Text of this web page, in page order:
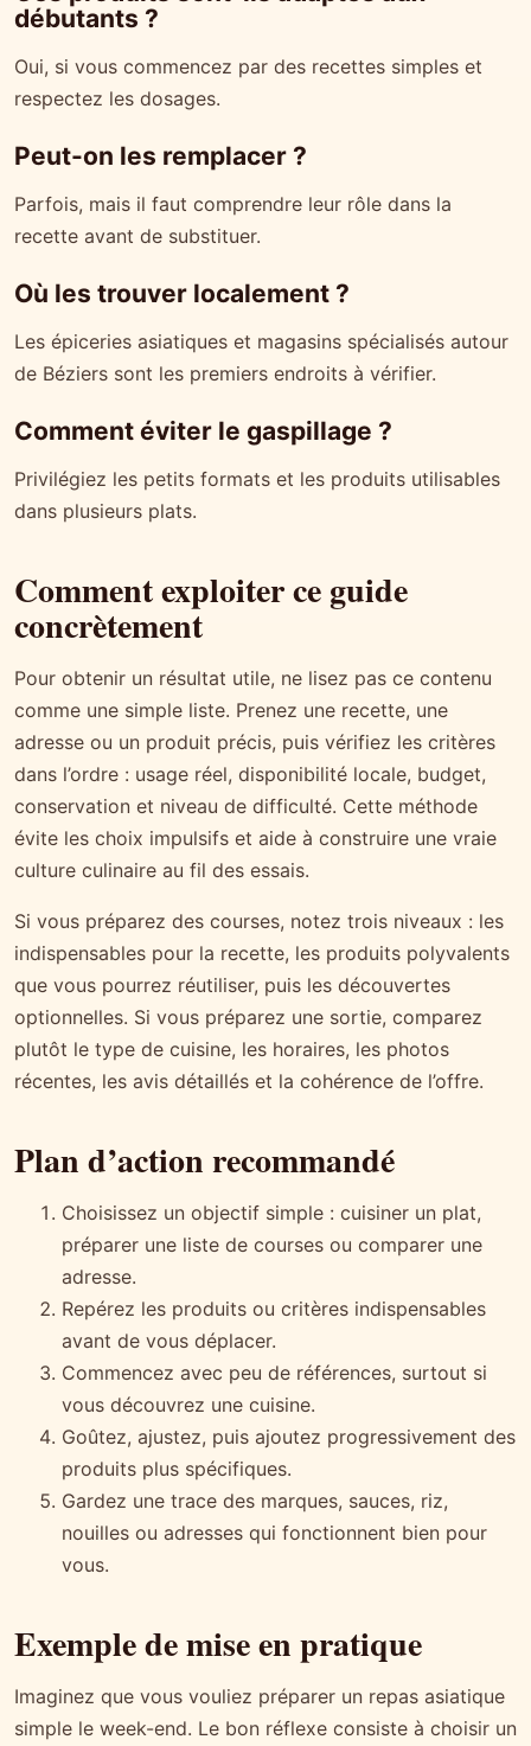
débutants ?
Oui, si vous commencez par des recettes simples et
respectez les dosages.
Peut-on les remplacer ?
Parfois, mais il faut comprendre leur rôle dans la
recette avant de substituer.
Où les trouver localement ?
Les épiceries asiatiques et magasins spécialisés autour
de Béziers sont les premiers endroits à vérifier.
Comment éviter le gaspillage ?
Privilégiez les petits formats et les produits utilisables
dans plusieurs plats.
Comment exploiter ce guide
concrètement
Pour obtenir un résultat utile, ne lisez pas ce contenu
comme une simple liste. Prenez une recette, une
adresse ou un produit précis, puis vérifiez les critères
dans l’ordre : usage réel, disponibilité locale, budget,
conservation et niveau de difficulté. Cette méthode
évite les choix impulsifs et aide à construire une vraie
culture culinaire au fil des essais.
Si vous préparez des courses, notez trois niveaux : les
indispensables pour la recette, les produits polyvalents
que vous pourrez réutiliser, puis les découvertes
optionnelles. Si vous préparez une sortie, comparez
plutôt le type de cuisine, les horaires, les photos
récentes, les avis détaillés et la cohérence de l’offre.
Plan d’action recommandé
Choisissez un objectif simple : cuisiner un plat,
préparer une liste de courses ou comparer une
adresse.
Repérez les produits ou critères indispensables
avant de vous déplacer.
Commencez avec peu de références, surtout si
vous découvrez une cuisine.
Goûtez, ajustez, puis ajoutez progressivement des
produits plus spécifiques.
Gardez une trace des marques, sauces, riz,
nouilles ou adresses qui fonctionnent bien pour
vous.
Exemple de mise en pratique
Imaginez que vous vouliez préparer un repas asiatique
simple le week-end. Le bon réflexe consiste à choisir un